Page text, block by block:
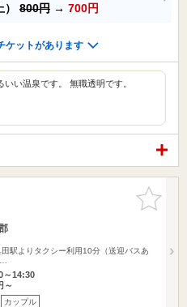
） 800円 → 700円
ケットがあります
い温泉です。 無職透明です。
お気に入
りに追加
駅よりタクシー利用10分（送迎バスあ
～14:30
～
カップル